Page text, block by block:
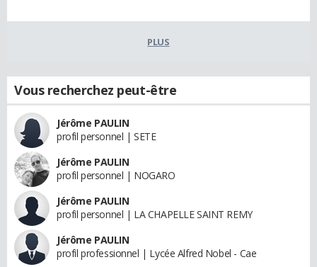
PLUS
Vous recherchez peut-être
Jérôme PAULIN
profil personnel | SETE
Jérôme PAULIN
profil personnel | NOGARO
Jérôme PAULIN
profil personnel | LA CHAPELLE SAINT REMY
Jérôme PAULIN
profil professionnel | Lycée Alfred Nobel - Cae